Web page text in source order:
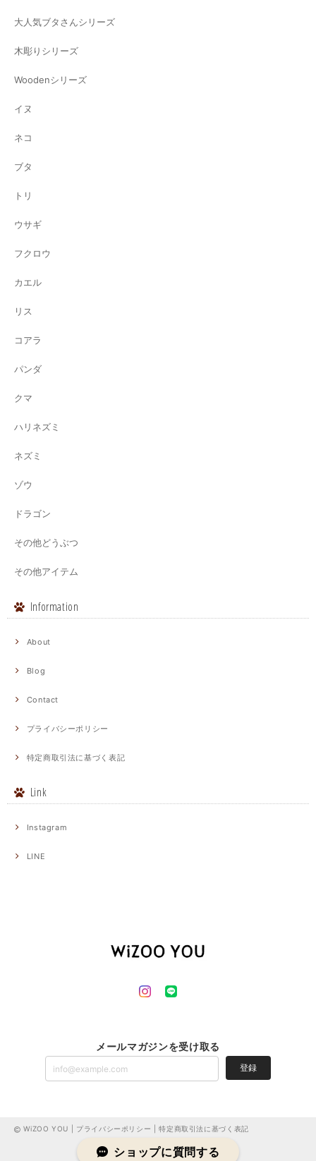
大人気ブタさんシリーズ
木彫りシリーズ
Woodenシリーズ
イヌ
ネコ
ブタ
トリ
ウサギ
フクロウ
カエル
リス
コアラ
パンダ
クマ
ハリネズミ
ネズミ
ゾウ
ドラゴン
その他どうぶつ
その他アイテム
Information
About
Blog
Contact
プライバシーポリシー
特定商取引法に基づく表記
Link
Instagram
LINE
メールマガジンを受け取る
登録
WiZOO YOU | プライバシーポリシー |特定商取引法に基づく表記
ショップに質問する